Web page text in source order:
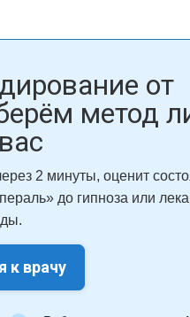
от
метод
2 минуты, оценит
до гипноза или
к врачу